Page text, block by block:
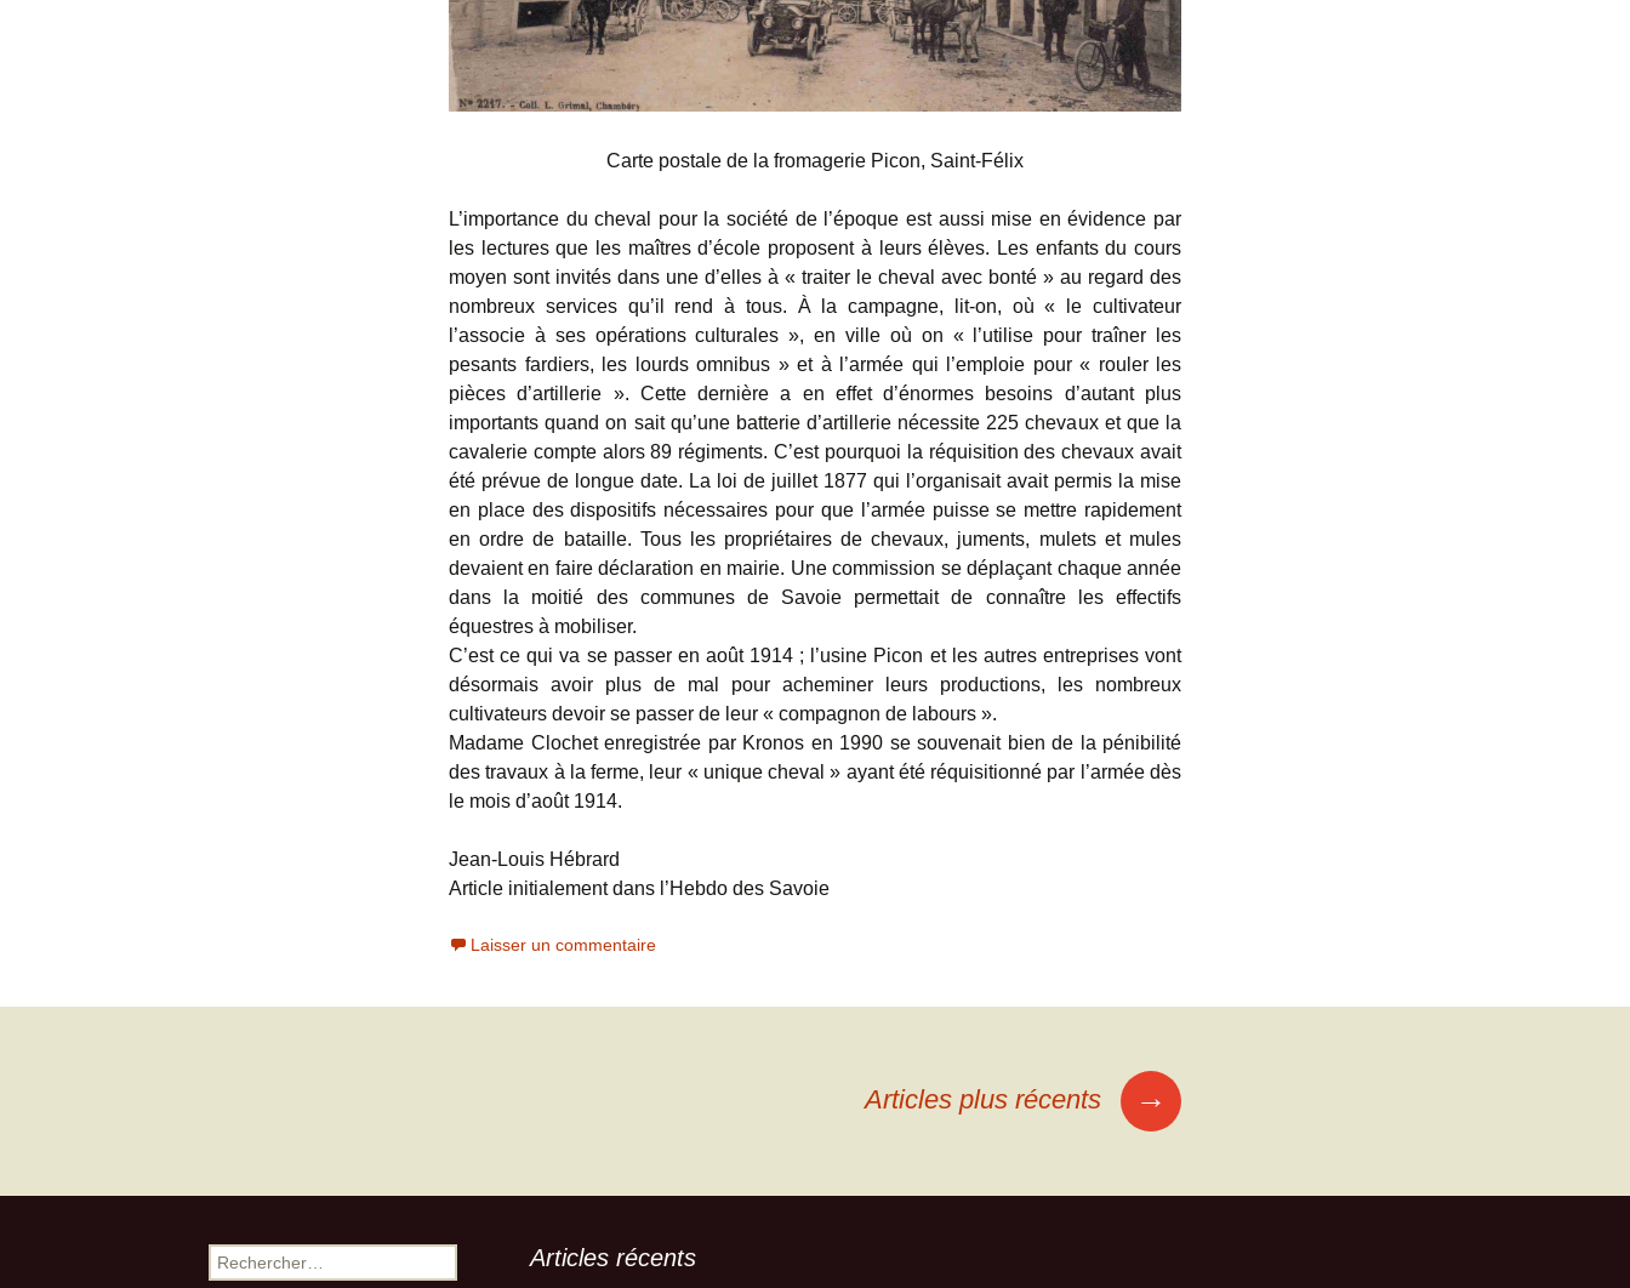
Carte postale de la fromagerie Picon, Saint-Félix
L’importance du cheval pour la société de l’époque est aussi mise en évidence par
les lectures que les maîtres d’école proposent à leurs élèves. Les enfants du cours
moyen sont invités dans une d’elles à « traiter le cheval avec bonté » au regard des
nombreux services qu’il rend à tous. À la campagne, lit-on, où « le cultivateur
l’associe à ses opérations culturales », en ville où on « l’utilise pour traîner les
pesants fardiers, les lourds omnibus » et à l’armée qui l’emploie pour « rouler les
pièces d’artillerie ». Cette dernière a en effet d’énormes besoins d’autant plus
importants quand on sait qu’une batterie d’artillerie nécessite 225 chevaux et que la
cavalerie compte alors 89 régiments. C’est pourquoi la réquisition des chevaux avait
été prévue de longue date. La loi de juillet 1877 qui l’organisait avait permis la mise
en place des dispositifs nécessaires pour que l’armée puisse se mettre rapidement
en ordre de bataille. Tous les propriétaires de chevaux, juments, mulets et mules
devaient en faire déclaration en mairie. Une commission se déplaçant chaque année
dans la moitié des communes de Savoie permettait de connaître les effectifs
équestres à mobiliser.
C’est ce qui va se passer en août 1914 ; l’usine Picon et les autres entreprises vont
désormais avoir plus de mal pour acheminer leurs productions, les nombreux
cultivateurs devoir se passer de leur « compagnon de labours ».
Madame Clochet enregistrée par Kronos en 1990 se souvenait bien de la pénibilité
des travaux à la ferme, leur « unique cheval » ayant été réquisitionné par l’armée dès
le mois d’août 1914.
Jean-Louis Hébrard
Article initialement dans l’Hebdo des Savoie
Laisser un commentaire
Articles plus récents →
Rechercher : Articles récents